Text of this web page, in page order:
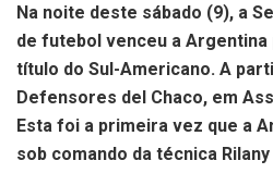
Na noite deste sábado (9), a
de futebol venceu a Argentina
título do Sul-Americano. A
Defensores del Chaco, em
Esta foi a primeira vez que a
sob comando da técnica Rilany